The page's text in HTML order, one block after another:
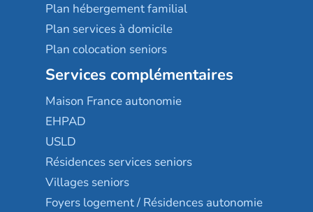
Plan hébergement familial
Plan services à domicile
Plan colocation seniors
Services complémentaires
Maison France autonomie
EHPAD
USLD
Résidences services seniors
Villages seniors
Foyers logement / Résidences autonomie